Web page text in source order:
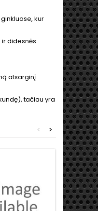
kur
didesnės
atsarginį
tačiau yra
>
<
Nauja